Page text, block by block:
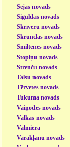
Sējas novads
Siguldas novads
Skrīveru novads
Skrundas novads
Smiltenes novads
Stopiņu novads
Strenču novads
Talsu novads
Tērvetes novads
Tukuma novads
Vaiņodes novads
Valkas novads
Valmiera
Varakļānu novads